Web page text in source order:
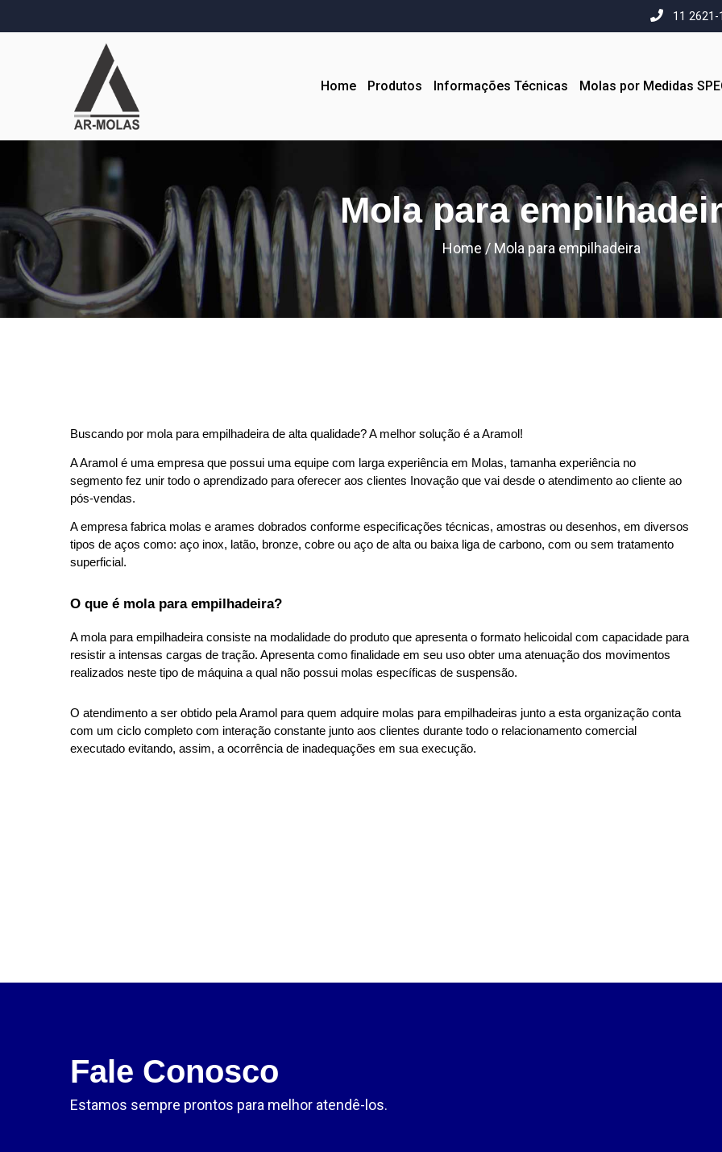
11 2621-
Home Produtos Informações Técnicas Molas por Medidas
Mola para
Home/ Mola para empilhadeira
Buscando por mola para empilhadeira de alta qualidade? A melhor solução é a Aramol!
A Aramol é uma empresa que possui uma equipe com larga experiência em Molas, tamanha experiência no
segmento fez unir todo o aprendizado para oferecer aos clientes Inovação que vai desde o atendimento ao cliente ao
pós-vendas.
A empresa fabrica molas e arames dobrados conforme especificações técnicas, amostras ou desenhos, em diversos
tipos de aços como: aço inox, latão, bronze, cobre ou aço de alta ou baixa liga de carbono, com ou sem tratamento
superficial.
O que é mola para empilhadeira?
A mola para empilhadeira consiste na modalidade do produto que apresenta o formato helicoidal com capacidade para
resistir a intensas cargas de tração. Apresenta como finalidade em seu uso obter uma atenuação dos movimentos
realizados neste tipo de máquina a qual não possui molas específicas de suspensão.
O atendimento a ser obtido pela Aramol para quem adquire molas para empilhadeiras junto a esta organização conta
com um ciclo completo com interação constante junto aos clientes durante todo o relacionamento comercial
executado evitando, assim, a ocorrência de inadequações em sua execução.
Fale Conosco
Estamos sempre prontos para melhor atendê-los.